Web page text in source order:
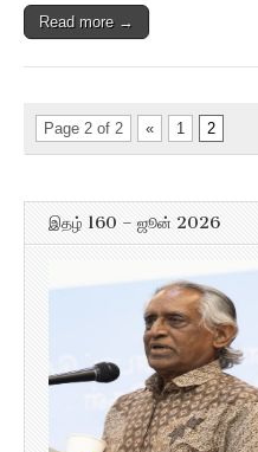
Read more →
Page 2 of 2 « 1 2
இதழ் 160 – ஜூன் 2026